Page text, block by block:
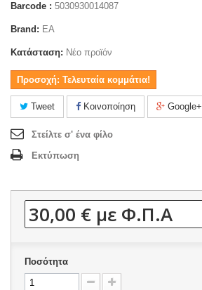
Barcode : 5030930014087
Brand: EA
Κατάσταση: Νέο προϊόν
Προσοχή: Τελευταία κομμάτια!
Tweet Κοινοποίηση Google+
Στείλτε σ' ένα φίλο
Εκτύπωση
30,00 € με Φ.Π.Α
Ποσότητα